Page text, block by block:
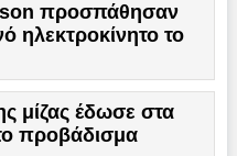
προσπάθησαν
ηλεκτροκίνητο το
μίζας έδωσε στα
προβάδισμα